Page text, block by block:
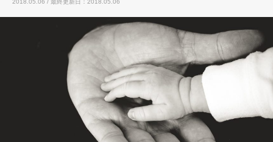
2018.05.06 / 最終更新日：2018.05.06